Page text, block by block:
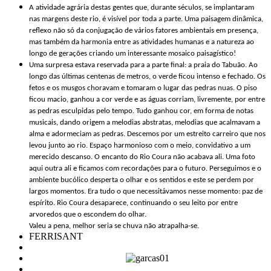
A atividade agrária destas gentes que, durante séculos, se implantaram
nas margens deste rio, é visível por toda a parte. Uma paisagem dinâmica,
reflexo não só da conjugação de vários fatores ambientais em presença,
mas também da harmonia entre as atividades humanas e a natureza ao
longo de gerações criando um interessante mosaico paisagístico!
Uma surpresa estava reservada para a parte final: a praia do Tabuão. Ao
longo das últimas centenas de metros, o verde ficou intenso e fechado. Os
fetos e os musgos choravam e tomaram o lugar das pedras nuas. O piso
ficou macio, ganhou a cor verde e as águas corriam, livremente, por entre
as pedras esculpidas pelo tempo. Tudo ganhou cor, em forma de notas
musicais, dando origem a melodias abstratas, melodias que acalmavam a
alma e adormeciam as pedras. Descemos por um estreito carreiro que nos
levou junto ao rio. Espaço harmonioso com o meio, convidativo a um
merecido descanso. O encanto do Rio Coura não acabava ali. Uma foto
aqui outra ali e ficamos com recordações para o futuro. Perseguimos e o
ambiente bucólico desperta o olhar e os sentidos e este se perdem por
largos momentos. Era tudo o que necessitávamos nesse momento: paz de
espírito. Rio Coura desaparece, continuando o seu leito por entre
arvoredos que o escondem do olhar.
Valeu a pena, melhor seria se chuva não atrapalha-se.
FERRISANT